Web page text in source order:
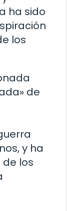
ha sido
los
de
y ha
los